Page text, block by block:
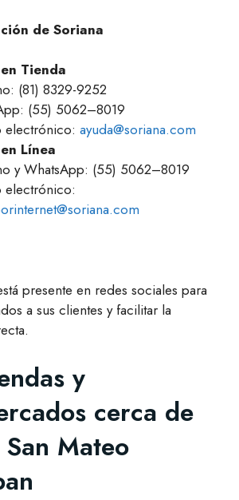
de Soriana
Tienda
(81) 8329-9252
(55) 5062–8019
electrónico: ayuda@soriana.com
Línea
y WhatsApp: (55) 5062–8019
electrónico:
presente en redes sociales para
a sus clientes y facilitar la
y
cerca de
Mateo